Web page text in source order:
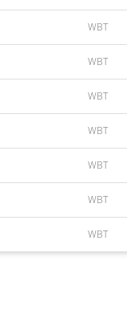
WBT
WBT
WBT
WBT
WBT
WBT
WBT